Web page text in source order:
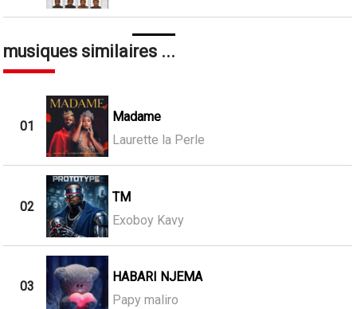
musiques similaires ...
01
Madame
Laurette la Perle
02
TM
Exoboy Kavy
03
HABARI NJEMA
Papy maliro